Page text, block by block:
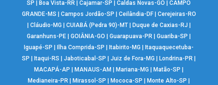
SP
Boa Vista-RR |Cajamar-SP |Caldas Novas-GO |CAMPO
GRANDE-MS
Campos Jordão-SP Ceilândia-DF| Cerejeiras-RO
Cláudio-MG CUIABÁ (Pedra 90)-MT| Duque de Caxias-RJ
Garanhuns-PE |GOIÂNIA-GO |Guarapuava-PR |Guariba-SP
Iguapé-SP
Ilha Comprida-SP Itabirito-MG
Itaquaquecetuba-
SP
Itaqui-RS |Jaboticabal-SP |Juiz de Fora-MG Londrina-PR
MACAPÁ-AP
MANAUS-AM Mariana-MG Matão-SP
Medianeira-PR
Mirassol-SP Mococa-SP Monte Alto-SP